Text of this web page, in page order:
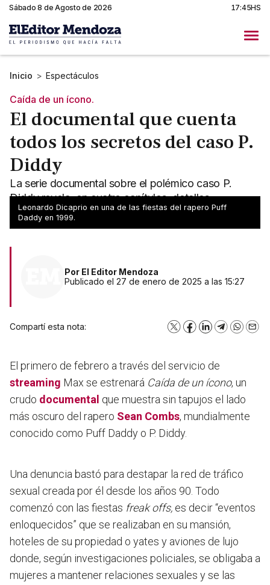
Sábado 8 de Agosto de 2026 17:45HS
Inicio > Espectáculos
Caída de un ícono.
El documental que cuenta
todos los secretos del caso P.
Diddy
La serie documental sobre el polémico caso P.
Diddy revela, en cuatro capítulos, detalles
impactantes del comportamiento del rapero.
Leonardo Dicaprio en una de las fiestas del rapero Puff
Daddy en 1999.
Por El Editor Mendoza
Publicado el 27 de enero de 2025 a las 15:27
Compartí esta nota: X Facebook
LinkedInTelegram
El primero de febrero a través del servicio de
streaming Max se estrenará Caída de un ícono, un
crudo documental que muestra sin tapujos el lado
más oscuro del rapero Sean Combs, mundialmente
conocido como Puff Daddy o P. Diddy.
Una denuncia bastó para destapar la red de tráfico
sexual creada por él desde los años 90. Todo
comenzó con las fiestas freak offs, es decir “eventos
enloquecidos” que se realizaban en su mansión,
hoteles de su propiedad o yates y aviones de lujo
donde, según investigaciones policiales, se obligaba a
mujeres a mantener relaciones sexuales y se las